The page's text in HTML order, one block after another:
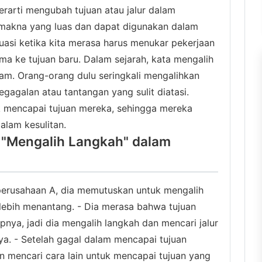
mengubah tujuan atau jalur dalam
yang luas dan dapat digunakan dalam
ketika kita merasa harus menukar pekerjaan
ke tujuan baru. Dalam sejarah, kata mengalih
Orang-orang dulu seringkali mengalihkan
atau tantangan yang sulit diatasi.
tujuan mereka, sehingga mereka
kesulitan.
Langkah" dalam
A, dia memutuskan untuk mengalih
menantang. - Dia merasa bahwa tujuan
jadi dia mengalih langkah dan mencari jalur
- Setelah gagal dalam mencapai tujuan
mencari cara lain untuk mencapai tujuan yang